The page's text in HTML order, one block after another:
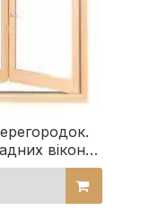
вікон зі
покритими